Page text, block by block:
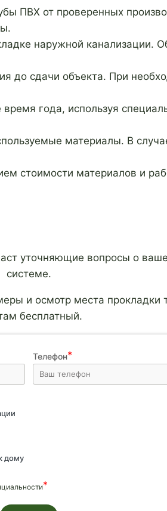
ПВХ от проверенных
наружной канализации.
до сдачи объекта. При
года, используя
материалы. В
стоимости материалов и
уточняющие вопросы о
системе.
и осмотр места
бесплатный.
Телефон
дому